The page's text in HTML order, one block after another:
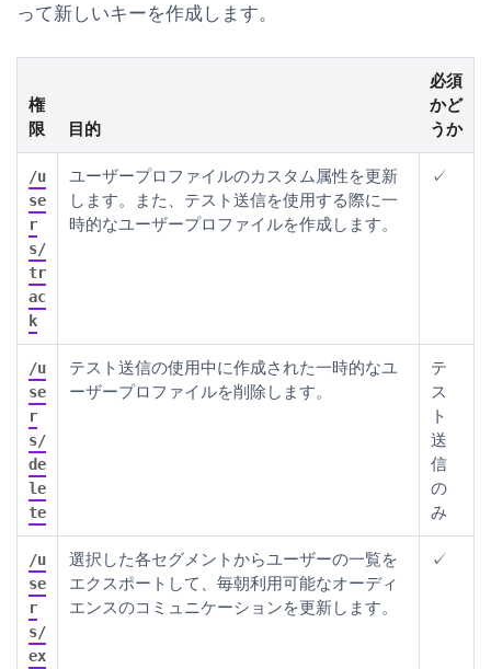
って新しいキーを作成します。
権
限
目的
必須
かど
うか
/u
se
r
s/
tr
ac
k
ユーザープロファイルのカスタム属性を更新
します。また、テスト送信を使用する際に一
時的なユーザープロファイルを作成します。
✓
/u
se
r
s/
de
le
te
テスト送信の使用中に作成された一時的なユ
ーザープロファイルを削除します。
テ
ス
ト
送
信
の
み
/u
se
r
s/
ex
選択した各セグメントからユーザーの一覧を
エクスポートして、毎朝利用可能なオーディ
エンスのコミュニケーションを更新します。
✓